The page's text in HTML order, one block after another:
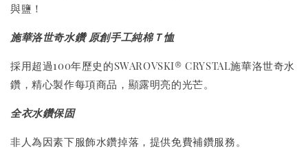
與鹽！
施華洛世奇水鑽 原創手工純棉Ｔ恤
採用超過100年歷史的SWAROVSKI® CRYSTAL施華洛世奇水
鑽，精心製作每項商品，顯露明亮的光芒。
全衣水鑽保固
非人為因素下服飾水鑽掉落，提供免費補鑽服務。